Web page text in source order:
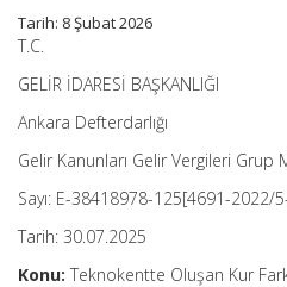
Tarih: 8 Şubat 2026
T.C.
GELİR İDARESİ BAŞKANLIĞI
Ankara Defterdarlığı
Gelir Kanunları Gelir Vergileri Grup
Sayı: E-38418978-125[4691-2022/
Tarih: 30.07.2025
Konu: Teknokentte Oluşan Kur